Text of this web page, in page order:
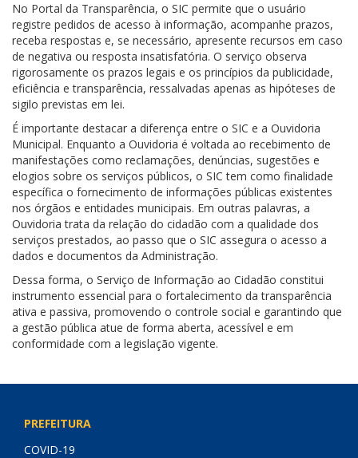
No Portal da Transparência, o SIC permite que o usuário
registre pedidos de acesso à informação, acompanhe prazos,
receba respostas e, se necessário, apresente recursos em caso
de negativa ou resposta insatisfatória. O serviço observa
rigorosamente os prazos legais e os princípios da publicidade,
eficiência e transparência, ressalvadas apenas as hipóteses de
sigilo previstas em lei.
É importante destacar a diferença entre o SIC e a Ouvidoria
Municipal. Enquanto a Ouvidoria é voltada ao recebimento de
manifestações como reclamações, denúncias, sugestões e
elogios sobre os serviços públicos, o SIC tem como finalidade
específica o fornecimento de informações públicas existentes
nos órgãos e entidades municipais. Em outras palavras, a
Ouvidoria trata da relação do cidadão com a qualidade dos
serviços prestados, ao passo que o SIC assegura o acesso a
dados e documentos da Administração.
Dessa forma, o Serviço de Informação ao Cidadão constitui
instrumento essencial para o fortalecimento da transparência
ativa e passiva, promovendo o controle social e garantindo que
a gestão pública atue de forma aberta, acessível e em
conformidade com a legislação vigente.
PREFEITURA
COVID-19